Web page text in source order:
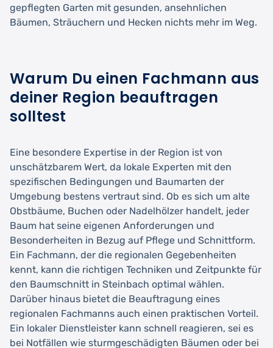
gepflegten Garten mit gesunden, ansehnlichen
Bäumen, Sträuchern und Hecken nichts mehr im Weg.
Warum Du einen Fachmann aus
deiner Region beauftragen
solltest
Eine besondere Expertise in der Region ist von
unschätzbarem Wert, da lokale Experten mit den
spezifischen Bedingungen und Baumarten der
Umgebung bestens vertraut sind. Ob es sich um alte
Obstbäume, Buchen oder Nadelhölzer handelt, jeder
Baum hat seine eigenen Anforderungen und
Besonderheiten in Bezug auf Pflege und Schnittform.
Ein Fachmann, der die regionalen Gegebenheiten
kennt, kann die richtigen Techniken und Zeitpunkte für
den Baumschnitt in Steinbach optimal wählen.
Darüber hinaus bietet die Beauftragung eines
regionalen Fachmanns auch einen praktischen Vorteil.
Ein lokaler Dienstleister kann schnell reagieren, sei es
bei Notfällen wie sturmgeschädigten Bäumen oder bei